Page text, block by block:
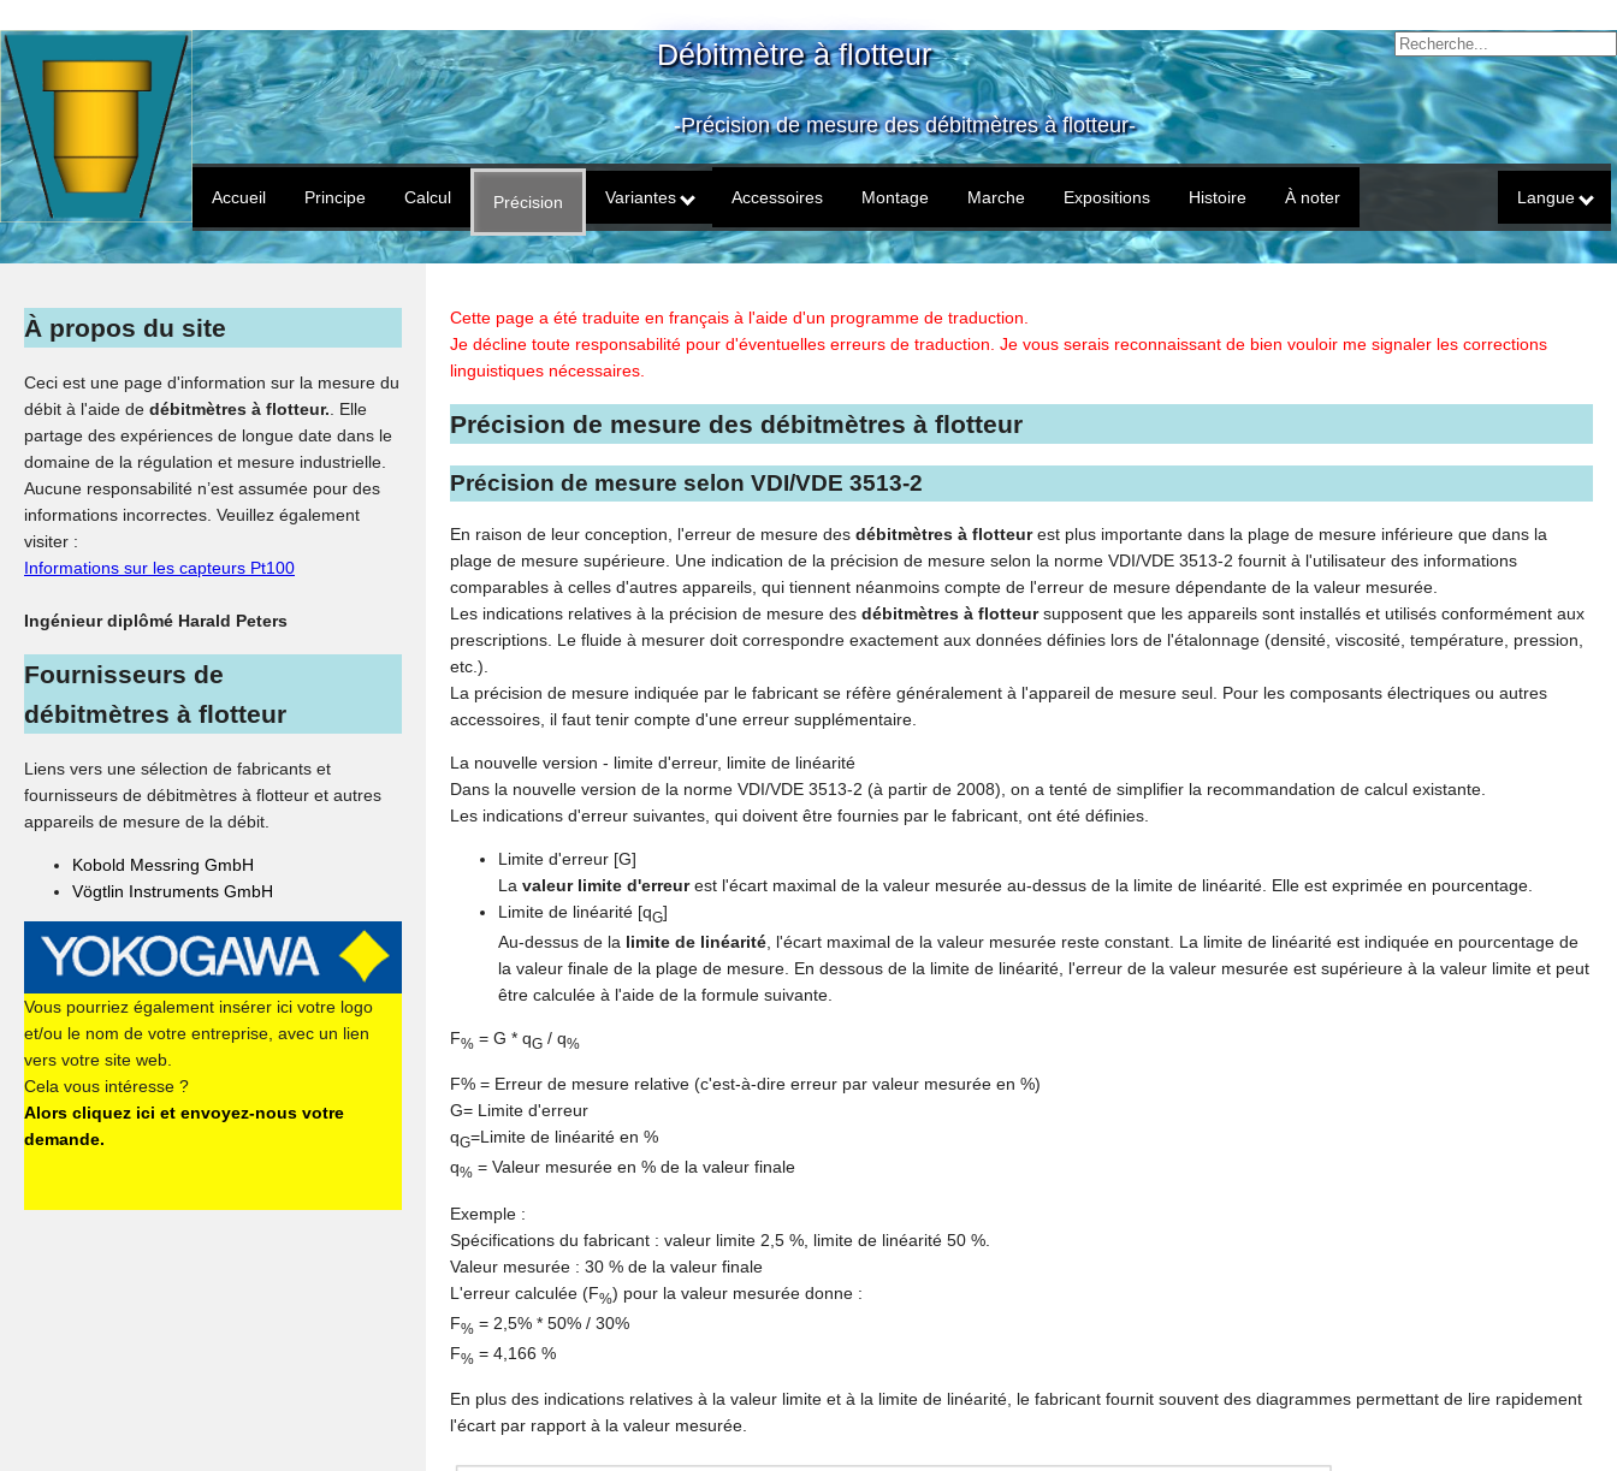
Débitmètre à flotteur
-Précision de mesure des débitmètres à flotteur-
Accueil Principe Calcul Précision Variantes Accessoires Montage Marche Expositions Histoire À noter Langue
À propos du site
Ceci est une page d'information sur la mesure du
débit à l'aide de débitmètres à flotteur. . Elle
partage des expériences de longue date dans le
domaine de la régulation et mesure industrielle.
Aucune responsabilité n’est assumée pour des
informations incorrectes. Veuillez également
visiter :
Informations sur les capteurs Pt100
Ingénieur diplômé Harald Peters
Fournisseurs de
débitmètres à flotteur
Liens vers une sélection de fabricants et
fournisseurs de débitmètres à flotteur et autres
appareils de mesure de la débit.
Kobold Messring GmbH
Vögtlin Instruments GmbH
Vous pourriez également insérer ici votre logo
et/ou le nom de votre entreprise, avec un lien
vers votre site web.
Cela vous intéresse ?
Alors cliquez ici et envoyez-nous votre
demande.
Cette page a été traduite en français à l'aide d'un programme de traduction.
Je décline toute responsabilité pour d'éventuelles erreurs de traduction. Je vous serais reconnaissant de bien vouloir me signaler les corrections
linguistiques nécessaires.
Précision de mesure des débitmètres à flotteur
Précision de mesure selon VDI/VDE 3513-2
En raison de leur conception, l'erreur de mesure des débitmètres à flotteurest plus importante dans la plage de mesure inférieure que dans la
plage de mesure supérieure. Une indication de la précision de mesure selon la norme VDI/VDE 3513-2 fournit à l'utilisateur des informations
comparables à celles d'autres appareils, qui tiennent néanmoins compte de l'erreur de mesure dépendante de la valeur mesurée.
Les indications relatives à la précision de mesure des débitmètres à flotteursupposent que les appareils sont installés et utilisés conformément aux
prescriptions. Le fluide à mesurer doit correspondre exactement aux données définies lors de l'étalonnage (densité, viscosité, température, pression,
etc.).
La précision de mesure indiquée par le fabricant se réfère généralement à l'appareil de mesure seul. Pour les composants électriques ou autres
accessoires, il faut tenir compte d'une erreur supplémentaire.
La nouvelle version - limite d'erreur, limite de linéarité
Dans la nouvelle version de la norme VDI/VDE 3513-2 (à partir de 2008), on a tenté de simplifier la recommandation de calcul existante.
Les indications d'erreur suivantes, qui doivent être fournies par le fabricant, ont été définies.
Limite d'erreur [G]
La valeur limite d'erreurest l'écart maximal de la valeur mesurée au-dessus de la limite de linéarité. Elle est exprimée en pourcentage.
Limite de linéarité [qG]
Au-dessus de la limite de linéarité , l'écart maximal de la valeur mesurée reste constant. La limite de linéarité est indiquée en pourcentage de
la valeur finale de la plage de mesure. En dessous de la limite de linéarité, l'erreur de la valeur mesurée est supérieure à la valeur limite et peut
être calculée à l'aide de la formule suivante.
F% = G * qG / q%
F% = Erreur de mesure relative (c'est-à-dire erreur par valeur mesurée en %)
G= Limite d'erreur
qG=Limite de linéarité en %
q% = Valeur mesurée en % de la valeur finale
Exemple :
Spécifications du fabricant : valeur limite 2,5 %, limite de linéarité 50 %.
Valeur mesurée : 30 % de la valeur finale
L'erreur calculée (F%) pour la valeur mesurée donne :
F% = 2,5% * 50% / 30%
F% = 4,166 %
En plus des indications relatives à la valeur limite et à la limite de linéarité, le fabricant fournit souvent des diagrammes permettant de lire rapidement
l'écart par rapport à la valeur mesurée.